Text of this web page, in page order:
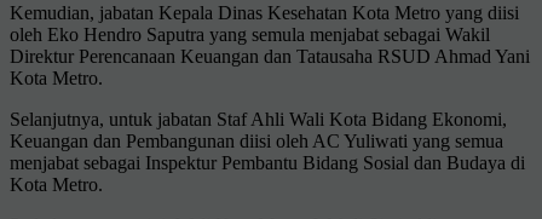
Kemudian, jabatan Kepala Dinas Kesehatan Kota Metro yang diisi
oleh Eko Hendro Saputra yang semula menjabat sebagai Wakil
Direktur Perencanaan Keuangan dan Tatausaha RSUD Ahmad Yani
Kota Metro.
Selanjutnya, untuk jabatan Staf Ahli Wali Kota Bidang Ekonomi,
Keuangan dan Pembangunan diisi oleh AC Yuliwati yang semua
menjabat sebagai Inspektur Pembantu Bidang Sosial dan Budaya di
Kota Metro.